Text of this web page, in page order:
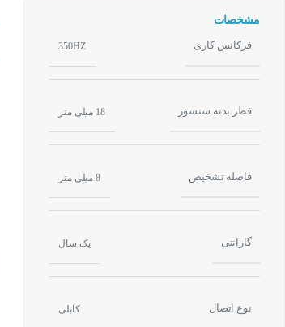
مشخصات
فرکانس کاری 350HZ
قطر بدنه سنسور 18 میلی متر
فاصله تشخیص 8 میلی متر
گارانتی یک سال
نوع اتصال کابلی